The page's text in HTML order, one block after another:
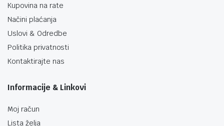
Kupovina na rate
Načini plaćanja
Uslovi & Odredbe
Politika privatnosti
Kontaktirajte nas
Informacije & Linkovi
Moj račun
Lista želja